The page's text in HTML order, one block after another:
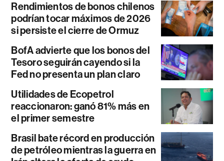
Rendimientos de bonos chilenos
podrían tocar máximos de 2026
si persiste el cierre de Ormuz
BofA advierte que los bonos del
Tesoro seguirán cayendo si la
Fed no presenta un plan claro
Utilidades de Ecopetrol
reaccionaron: ganó 81% más en
el primer semestre
Brasil bate récord en producción
de petróleo mientras la guerra en